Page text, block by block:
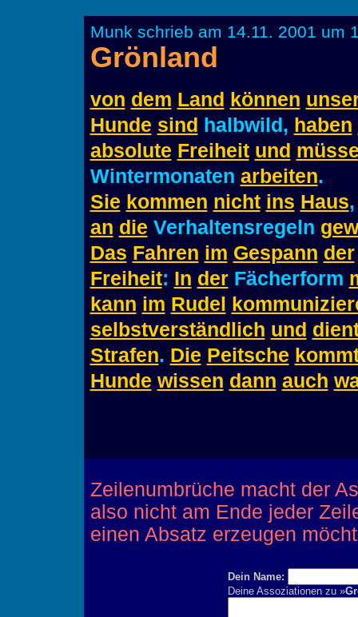
Munk schrieb am 14.11. 2001 um
Grönland
von dem Land können
Hunde sind halbwild, haben
absolute Freiheit und
Wintermonaten arbeiten.
Sie kommen nicht ins Haus
an die Verhaltensregeln
Das Fahren im Gespann der
Freiheit: In derFächerform
kann im Rudel
selbstverständlich und
Strafen. Die Peitsche
Hunde wissen dann auch
Zeilenumbrüche macht der
also nicht am Ende jeder
einen Absatz erzeugen
Dein Name:
Deine Assoziationen zu »